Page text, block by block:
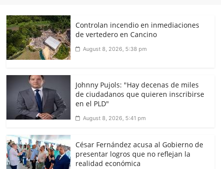
Controlan incendio en inmediaciones
de vertedero en Cancino
August 8, 2026, 5:38 pm
Johnny Pujols: "Hay decenas de miles
de ciudadanos que quieren inscribirse
en el PLD"
August 8, 2026, 5:41 pm
César Fernández acusa al Gobierno de
presentar logros que no reflejan la
realidad económica